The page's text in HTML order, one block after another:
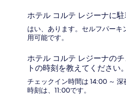
ホテル コルテ レジーナに
はい、あります。セルフパーキ
用可能です。
ホテル コルテ レジーナの
トの時刻を教えてください。
チェックイン時間は 14:00 ～
時刻は、11:00です。